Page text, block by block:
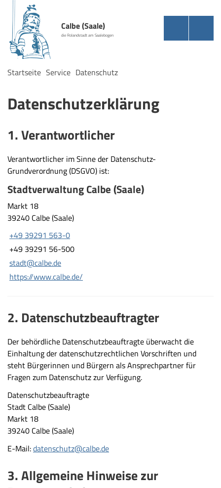
Calbe (Saale)
die Rolandstadt am Saalebogen
Startseite Service Datenschutz
Datenschutzerklärung
1. Verantwortlicher
Verantwortlicher im Sinne der Datenschutz-
Grundverordnung (DSGVO) ist:
Stadtverwaltung Calbe (Saale)
Markt 18
39240 Calbe (Saale)
+49 39291 563-0
+49 39291 56-500
stadt@calbe.de
https://www.calbe.de/
2. Datenschutzbeauftragter
Der behördliche Datenschutzbeauftragte überwacht die
Einhaltung der datenschutzrechtlichen Vorschriften und
steht Bürgerinnen und Bürgern als Ansprechpartner für
Fragen zum Datenschutz zur Verfügung.
Datenschutzbeauftragte
Stadt Calbe (Saale)
Markt 18
39240 Calbe (Saale)
E-Mail:datenschutz@calbe.de
3. Allgemeine Hinweise zur